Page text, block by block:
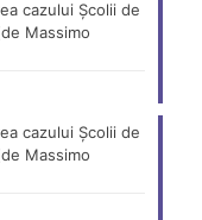
cazului Școlii de
Massimo
cazului Școlii de
Massimo